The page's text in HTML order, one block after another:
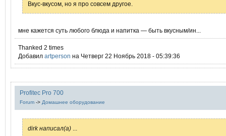
Вкус-вкусом, но я про совсем другое.
мне кажется суть любого блюда и напитка — быть вкусным/ин...
Thanked 2 times
Добавил artperson на Четверг 22 Ноябрь 2018 - 05:39:36
Profitec Pro 700
Forum -> Домашнее оборудование
dirk написал(а)